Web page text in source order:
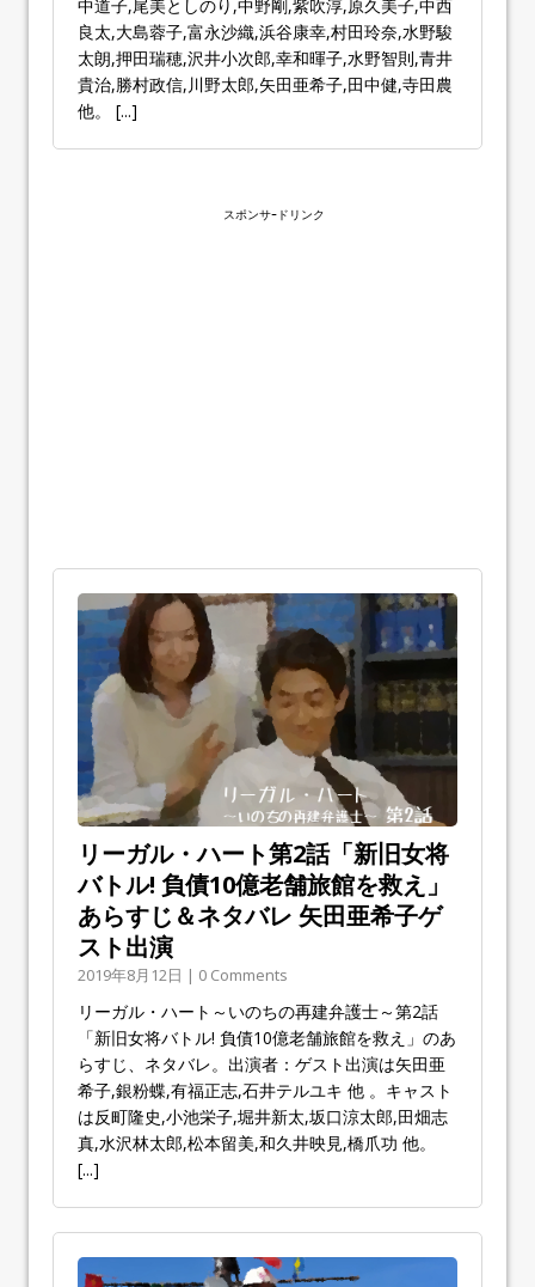
中道子,尾美としのり,中野剛,紫吹淳,原久美子,中西
良太,大島蓉子,富永沙織,浜谷康幸,村田玲奈,水野駿
太朗,押田瑞穂,沢井小次郎,幸和暉子,水野智則,青井
貴治,勝村政信,川野太郎,矢田亜希子,田中健,寺田農
他。 [...]
スポンサｰドリンク
リーガル・ハート第2話「新旧女将
バトル! 負債10億老舗旅館を救え」
あらすじ＆ネタバレ 矢田亜希子ゲ
スト出演
2019年8月12日 | 0 Comments
リーガル・ハート～いのちの再建弁護士～第2話
「新旧女将バトル! 負債10億老舗旅館を救え」のあ
らすじ、ネタバレ。出演者：ゲスト出演は矢田亜
希子,銀粉蝶,有福正志,石井テルユキ 他 。キャスト
は反町隆史,小池栄子,堀井新太,坂口涼太郎,田畑志
真,水沢林太郎,松本留美,和久井映見,橋爪功 他。
[...]